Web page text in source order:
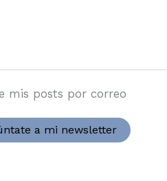
mis posts por correo
a mi newsletter